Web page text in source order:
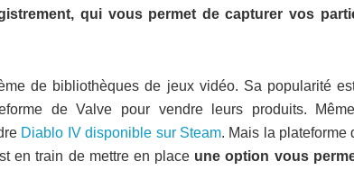
qui vous permet de capturer vos
de bibliothèques de jeux vidéo. Sa popularité
de Valve pour vendre leurs produits.
Diablo IV disponible sur Steam. Mais la plateforme
en train de mettre en place une option vous